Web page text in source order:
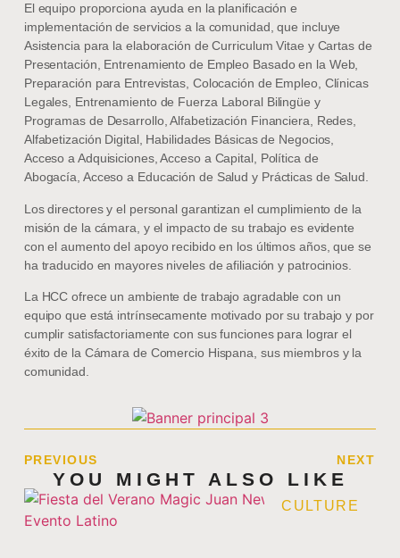
El equipo proporciona ayuda en la planificación e
implementación de servicios a la comunidad, que incluye
Asistencia para la elaboración de Curriculum Vitae y Cartas de
Presentación, Entrenamiento de Empleo Basado en la Web,
Preparación para Entrevistas, Colocación de Empleo, Clínicas
Legales, Entrenamiento de Fuerza Laboral Bilingüe y
Programas de Desarrollo, Alfabetización Financiera, Redes,
Alfabetización Digital, Habilidades Básicas de Negocios,
Acceso a Adquisiciones, Acceso a Capital, Política de
Abogacía, Acceso a Educación de Salud y Prácticas de Salud.
Los directores y el personal garantizan el cumplimiento de la
misión de la cámara, y el impacto de su trabajo es evidente
con el aumento del apoyo recibido en los últimos años, que se
ha traducido en mayores niveles de afiliación y patrocinios.
La HCC ofrece un ambiente de trabajo agradable con un
equipo que está intrínsecamente motivado por su trabajo y por
cumplir satisfactoriamente con sus funciones para lograr el
éxito de la Cámara de Comercio Hispana, sus miembros y la
comunidad.
PREVIOUS NEXT
YOU MIGHT ALSO LIKE
CULTURE